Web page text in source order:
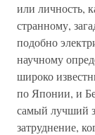
или личность,
странному,
подобно
научному
широко
по Японии, и
самый лучший
затруднение,